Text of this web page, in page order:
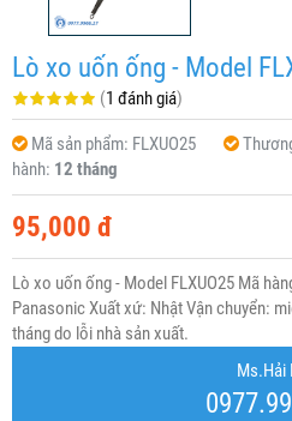
Lò xo uốn ống - Model
(1 đánh giá)
Mã sản phẩm: FLXUO25
hành: 12 tháng
95,000 đ
Lò xo uốn ống - Model FLXUO25 Mã
Panasonic Xuất xứ: Nhật Vận chuyển:
tháng do lỗi nhà sản xuất.
Ms.Hải